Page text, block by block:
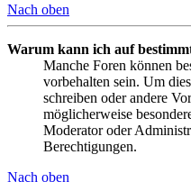
Nach oben
Warum kann ich auf
Manche Foren können
vorbehalten sein. Um
schreiben oder andere
möglicherweise
Moderator oder
Berechtigungen.
Nach oben